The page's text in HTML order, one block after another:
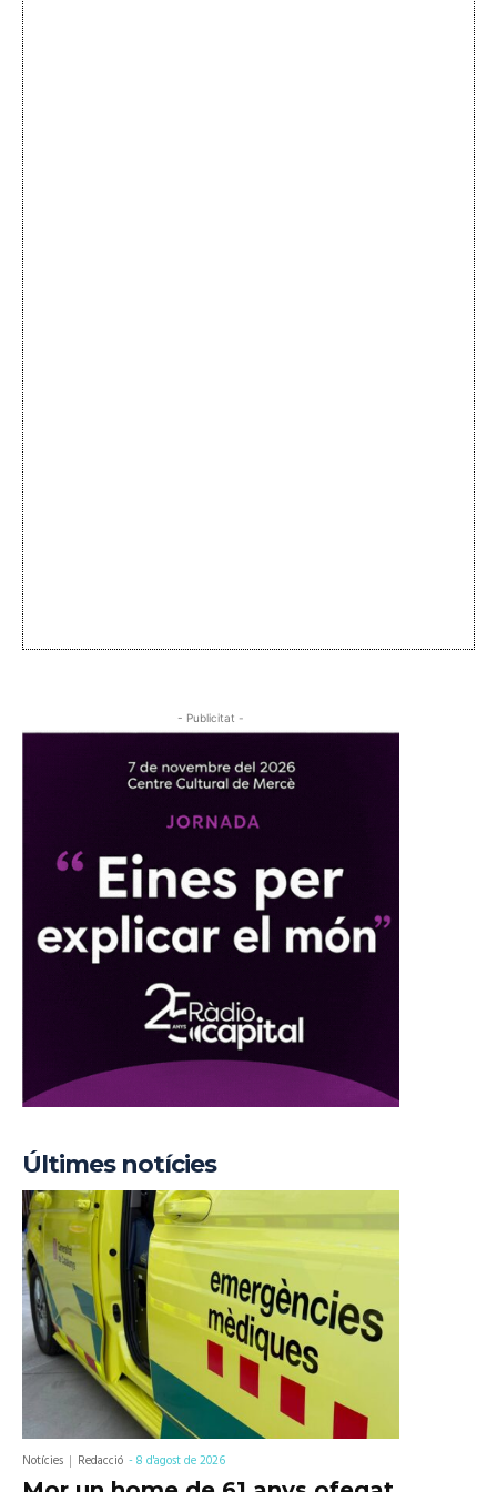
- Publicitat -
Últimes notícies
Notícies Redacció -8 d'agost de 2026